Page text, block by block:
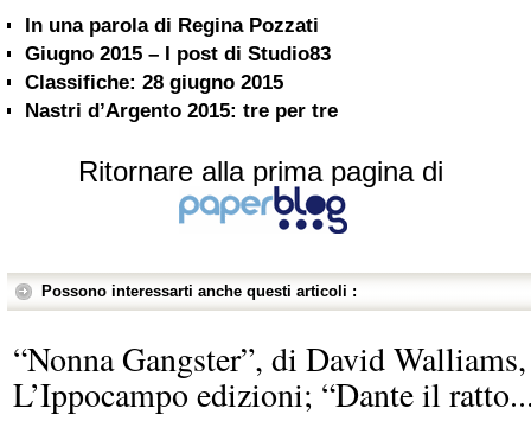
In una parola di Regina Pozzati
Giugno 2015 – I post di Studio83
Classifiche: 28 giugno 2015
Nastri d’Argento 2015: tre per tre
Ritornare alla prima pagina di
Possono interessarti anche questi articoli :
“Nonna Gangster”, di David Walliams,
L’Ippocampo edizioni; “Dante il